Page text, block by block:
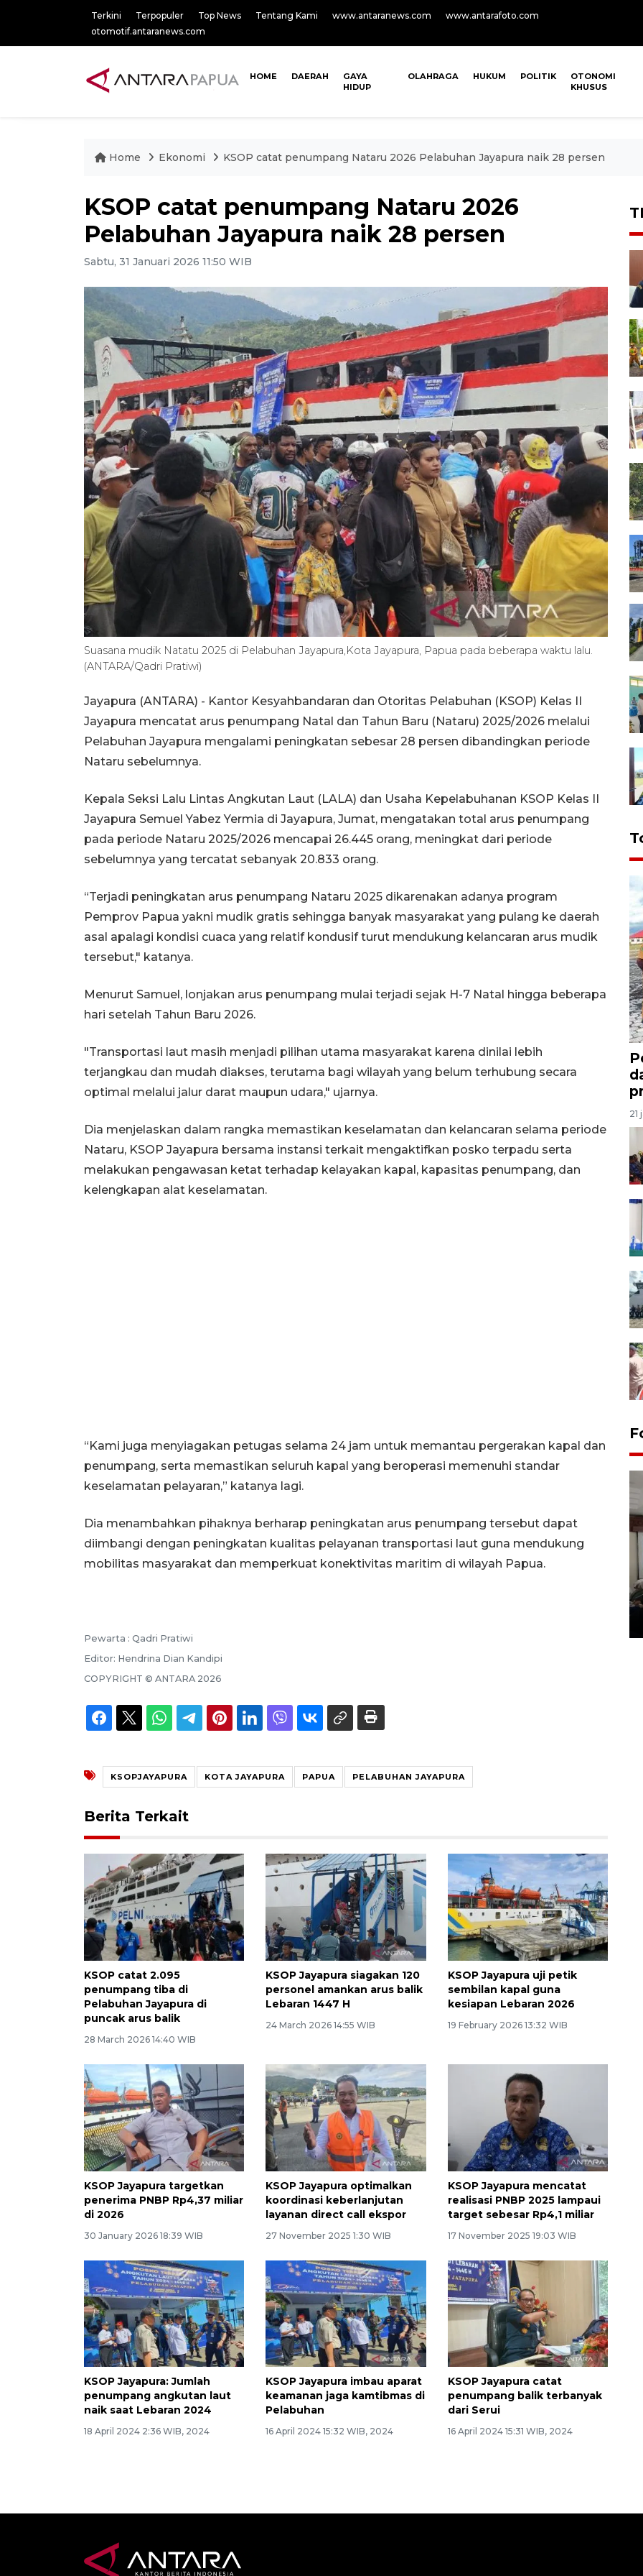
Terkini Terpopuler Top News Tentang Kami www.antaranews.com
www.antarafoto.com
otomotif.antaranews.com
HOME DAERAH
GAYA
HIDUP
OLAHRAGA HUKUM POLITIK
OTONOMI
KHUSUS
Home Ekonomi KSOP catat penumpang Nataru 2026 Pelabuhan Jayapura naik 28 persen
KSOP catat penumpang Nataru 2026
Pelabuhan Jayapura naik 28 persen
Sabtu, 31 Januari 2026 11:50 WIB
Suasana mudik Natatu 2025 di Pelabuhan Jayapura,Kota Jayapura, Papua pada beberapa waktu lalu.
(ANTARA/Qadri Pratiwi)
Jayapura (ANTARA) - Kantor Kesyahbandaran dan Otoritas Pelabuhan (KSOP) Kelas II
Jayapura mencatat arus penumpang Natal dan Tahun Baru (Nataru) 2025/2026 melalui
Pelabuhan Jayapura mengalami peningkatan sebesar 28 persen dibandingkan periode
Nataru sebelumnya.
Kepala Seksi Lalu Lintas Angkutan Laut (LALA) dan Usaha Kepelabuhanan KSOP Kelas II
Jayapura Semuel Yabez Yermia di Jayapura, Jumat, mengatakan total arus penumpang
pada periode Nataru 2025/2026 mencapai 26.445 orang, meningkat dari periode
sebelumnya yang tercatat sebanyak 20.833 orang.
“Terjadi peningkatan arus penumpang Nataru 2025 dikarenakan adanya program
Pemprov Papua yakni mudik gratis sehingga banyak masyarakat yang pulang ke daerah
asal apalagi kondisi cuaca yang relatif kondusif turut mendukung kelancaran arus mudik
tersebut," katanya.
Menurut Samuel, lonjakan arus penumpang mulai terjadi sejak H-7 Natal hingga beberapa
hari setelah Tahun Baru 2026.
"Transportasi laut masih menjadi pilihan utama masyarakat karena dinilai lebih
terjangkau dan mudah diakses, terutama bagi wilayah yang belum terhubung secara
optimal melalui jalur darat maupun udara," ujarnya.
Dia menjelaskan dalam rangka memastikan keselamatan dan kelancaran selama periode
Nataru, KSOP Jayapura bersama instansi terkait mengaktifkan posko terpadu serta
melakukan pengawasan ketat terhadap kelayakan kapal, kapasitas penumpang, dan
kelengkapan alat keselamatan.
“Kami juga menyiagakan petugas selama 24 jam untuk memantau pergerakan kapal dan
penumpang, serta memastikan seluruh kapal yang beroperasi memenuhi standar
keselamatan pelayaran,” katanya lagi.
Dia menambahkan pihaknya berharap peningkatan arus penumpang tersebut dapat
diimbangi dengan peningkatan kualitas pelayanan transportasi laut guna mendukung
mobilitas masyarakat dan memperkuat konektivitas maritim di wilayah Papua.
Pewarta : Qadri Pratiwi
Editor: Hendrina Dian Kandipi
COPYRIGHT © ANTARA 2026
KSOPJAYAPURA KOTA JAYAPURA PAPUA PELABUHAN JAYAPURA
Berita Terkait
KSOP catat 2.095
penumpang tiba di
Pelabuhan Jayapura di
puncak arus balik
28 March 2026 14:40 WIB
KSOP Jayapura siagakan 120
personel amankan arus balik
Lebaran 1447 H
24 March 2026 14:55 WIB
KSOP Jayapura uji petik
sembilan kapal guna
kesiapan Lebaran 2026
19 February 2026 13:32 WIB
KSOP Jayapura targetkan
penerima PNBP Rp4,37 miliar
di 2026
30 January 2026 18:39 WIB
KSOP Jayapura optimalkan
koordinasi keberlanjutan
layanan direct call ekspor
27 November 2025 1:30 WIB
KSOP Jayapura mencatat
realisasi PNBP 2025 lampaui
target sebesar Rp4,1 miliar
17 November 2025 19:03 WIB
KSOP Jayapura: Jumlah
penumpang angkutan laut
naik saat Lebaran 2024
18 April 2024 2:36 WIB, 2024
KSOP Jayapura imbau aparat
keamanan jaga kamtibmas di
Pelabuhan
16 April 2024 15:32 WIB, 2024
KSOP Jayapura catat
penumpang balik terbanyak
dari Serui
16 April 2024 15:31 WIB, 2024
21
Antara Biro Papua